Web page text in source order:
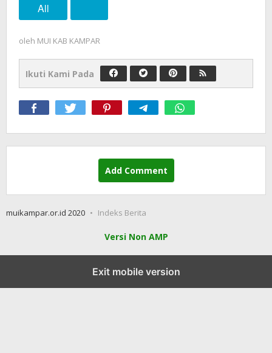
All
oleh MUI KAB KAMPAR
Ikuti Kami Pada
Add Comment
muikampar.or.id 2020 Indeks Berita
Versi Non AMP
Exit mobile version